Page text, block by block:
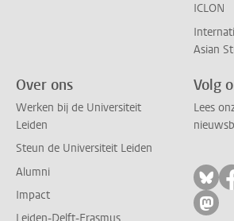
ICLON
Asian
Over ons
Werken bij de Universiteit
Leiden
Steun de Universiteit Leiden
Alumni
Impact
Volg
Lees